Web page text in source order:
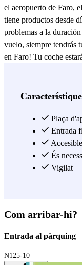
el aeropuerto de Faro,
tiene productos desde
problemas a la
vuelo, siempre tendrás
en Faro! Tu coche
Ahora sí, reserva tu
aparcamiento es
Veure més
Plaça
Entrada
És
Vigilat
Com arribar-hi?
Entrada al pàrquing
N125-10